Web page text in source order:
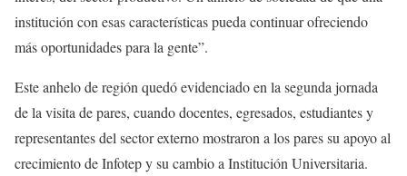
institución con esas características pueda continuar ofreciendo
más oportunidades para la gente”.
Este anhelo de región quedó evidenciado en la segunda jornada
de la visita de pares, cuando docentes, egresados, estudiantes y
representantes del sector externo mostraron a los pares su apoyo al
crecimiento de Infotep y su cambio a Institución Universitaria.